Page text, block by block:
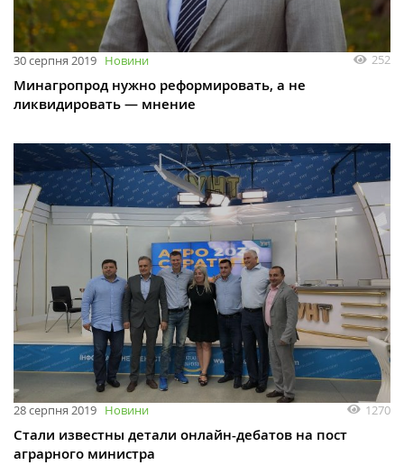
30 серпня 2019 Новини 252
Минагропрод нужно реформировать, а не
ликвидировать — мнение
28 серпня 2019 Новини 1270
Стали известны детали онлайн-дебатов на пост
аграрного министра